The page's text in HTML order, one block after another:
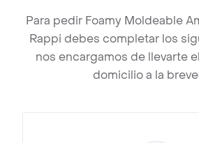
Para pedir Foamy Moldeable
Rappi debes completar los
nos encargamos de llevarte
domicilio a la